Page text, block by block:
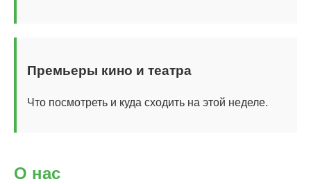
Премьеры кино и театра
Что посмотреть и куда сходить на этой неделе.
О нас